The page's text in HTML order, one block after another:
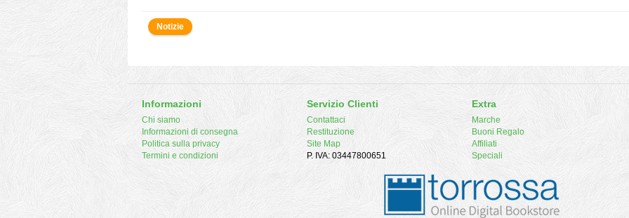
Notizie
Informazioni
Chi siamo
Informazioni di consegna
Politica sulla privacy
Termini e condizioni
Servizio Clienti
Contattaci
Restituzione
Site Map
P. IVA: 03447800651
Extra
Marche
Buoni Regalo
Affiliati
Speciali